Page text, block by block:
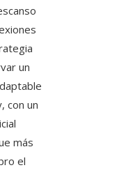
un
con un
más
el